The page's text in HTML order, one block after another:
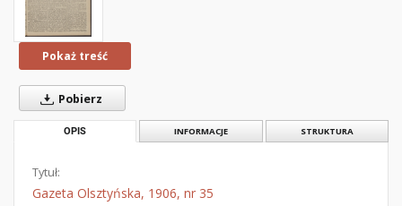
Pokaż treść
Pobierz
OPIS INFORMACJE STRUKTURA
Tytuł:
Gazeta Olsztyńska, 1906, nr 35